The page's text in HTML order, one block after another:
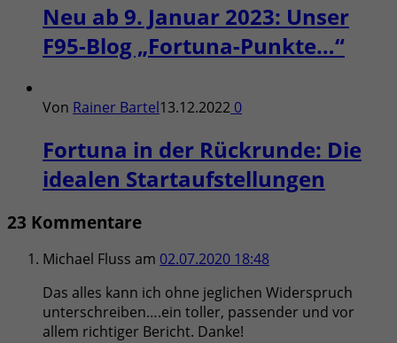
Neu ab 9. Januar 2023: Unser
F95-Blog „Fortuna-Punkte…“
Von Rainer Bartel13.12.2022 0
Fortuna in der Rückrunde: Die
idealen Startaufstellungen
23 Kommentare
Michael Fluss am 02.07.2020 18:48
Das alles kann ich ohne jeglichen Widerspruch
unterschreiben….ein toller, passender und vor
allem richtiger Bericht. Danke!